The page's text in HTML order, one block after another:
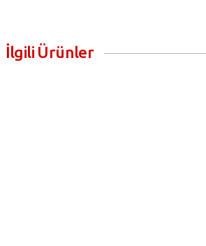
İlgili Ürünler